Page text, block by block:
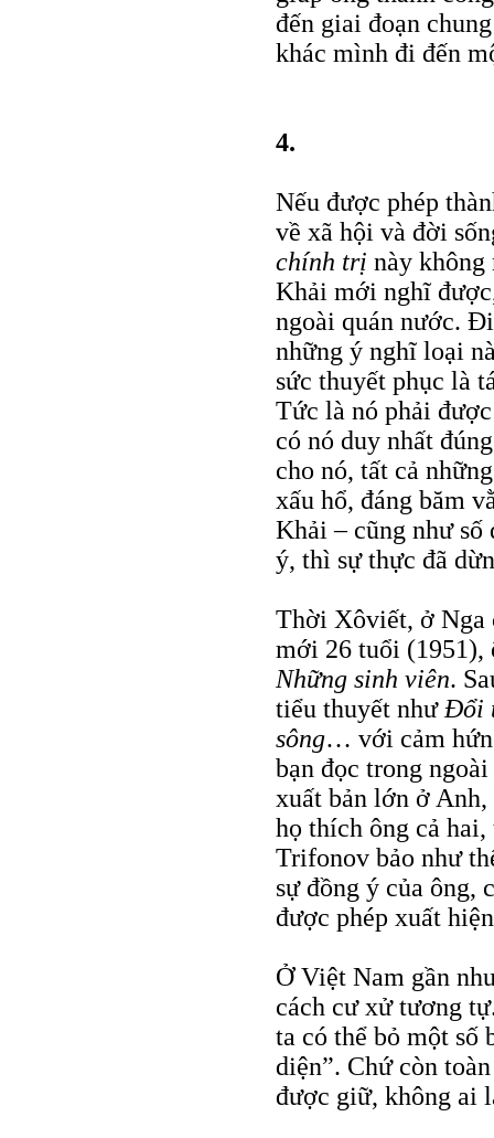
đến giai đoạn
khác mình đi đến
4.
Nếu được phép
về xã hội và đời
chính trị này không
Khải mới nghĩ
ngoài quán nước.
những ý nghĩ loại
sức thuyết phục là
Tức là nó phải
có nó duy nhất
cho nó, tất cả
xấu hổ, đáng băm
Khải – cũng như số
ý, thì sự thực đã
Thời Xôviết, ở Nga
mới 26 tuổi (1951),
Những sinh viên.
tiểu thuyết như Đổi
sông… với cảm
bạn đọc trong
xuất bản lớn ở
họ thích ông cả
Trifonov bảo như
sự đồng ý của ông,
được phép xuất
Ở Việt Nam gần
cách cư xử tương
ta có thể bỏ một số
diện”. Chứ còn
được giữ, không ai